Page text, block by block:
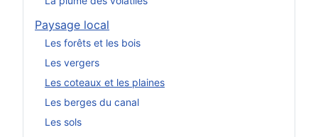
Paysage local
Les forêts et les bois
Les vergers
Les coteaux et les plaines
Les berges du canal
Les sols